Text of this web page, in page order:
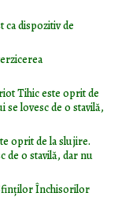
dispozitiv de
Tihic este oprit de
lovesc de o stavilă,
oprit de la slujire.
de o stavilă, dar nu
Închisorilor